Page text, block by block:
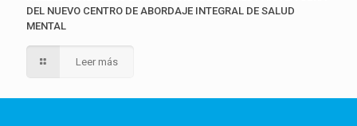
DEL NUEVO CENTRO DE ABORDAJE INTEGRAL DE SALUD
MENTAL
Leer más